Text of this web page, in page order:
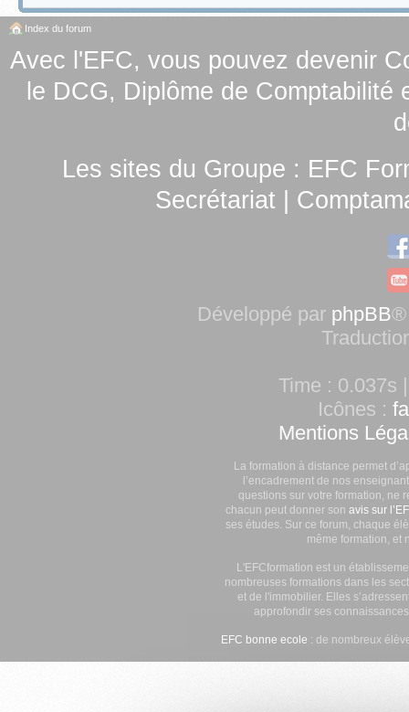
Index du forum
Avec l'EFC, vous pouvez devenir
le DCG, Diplôme de Comptabilité
Les sites du Groupe : EFC
Secrétariat
Développé par phpBB®
Time : 0.037s
Icônes :
Mentions
La formation à distance permet
l’encadrement de nos
questions sur votre formation, ne
chacun peut donner son avis sur
ses études. Sur ce forum, chaque
même formation, et
L'EFCformation est un
nombreuses formations dans les
et de l'immobilier. Elles
approfondir ses
EFC bonne ecole : de nombreux